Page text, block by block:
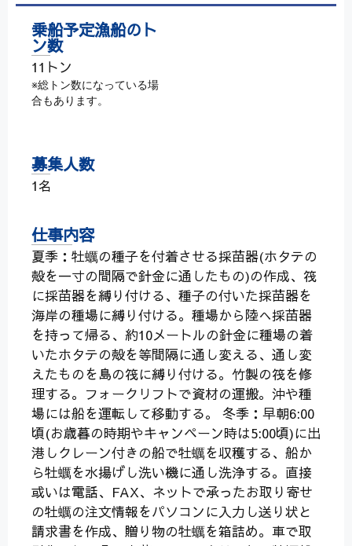
乗船予定漁船のト
ン数
11トン
※総トン数になっている場
合もあります。
募集人数
1名
仕事内容
夏季：牡蠣の種子を付着させる採苗器(ホタテの
殻を一寸の間隔で針金に通したもの)の作成、筏
に採苗器を縛り付ける、種子の付いた採苗器を
海岸の種場に縛り付ける。種場から陸へ採苗器
を持って帰る、約10メートルの針金に種場の着
いたホタテの殻を等間隔に通し変える、通し変
えたものを島の筏に縛り付ける。竹製の筏を修
理する。フォークリフトで資材の運搬。沖や種
場には船を運転して移動する。 冬季：早朝6:00
頃(お歳暮の時期やキャンペーン時は5:00頃)に出
港しクレーン付きの船で牡蠣を収穫する、船か
ら牡蠣を水揚げし洗い機に通し洗浄する。直接
或いは電話、FAX、ネットで承ったお取り寄せ
の牡蠣の注文情報をパソコンに入力し送り状と
請求書を作成、贈り物の牡蠣を箱詰め。車で取